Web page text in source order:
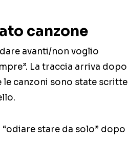
canzone
avanti/non voglio
La traccia arriva dopo
le canzoni sono state scritte
stare da solo” dopo